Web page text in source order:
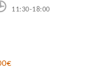
11:30-18:00